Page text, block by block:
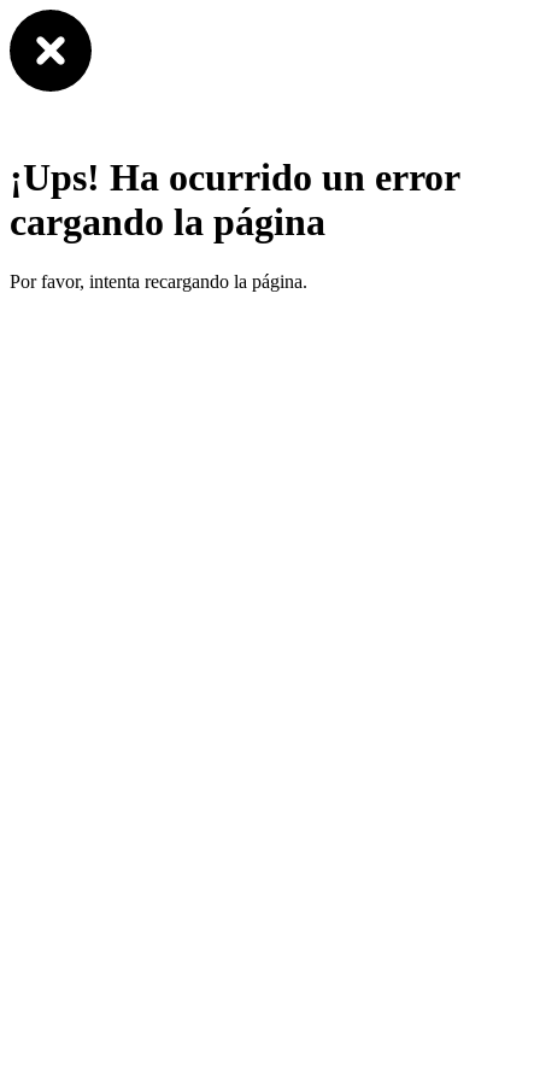
¡Ups! Ha ocurrido un error
cargando la página
Por favor, intenta recargando la página.